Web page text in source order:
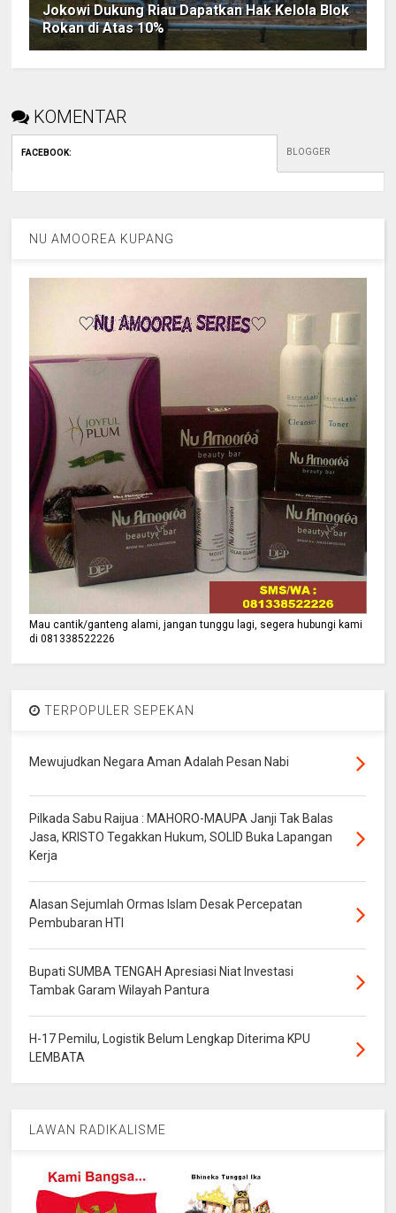
Jokowi Dukung Riau Dapatkan Hak Kelola Blok
Rokan di Atas 10%
KOMENTAR
FACEBOOK: BLOGGER
NU AMOOREA KUPANG
Mau cantik/ganteng alami, jangan tunggu lagi, segera hubungi kami
di 081338522226
TERPOPULER SEPEKAN
Mewujudkan Negara Aman Adalah Pesan Nabi
Pilkada Sabu Raijua : MAHORO-MAUPA Janji Tak Balas
Jasa, KRISTO Tegakkan Hukum, SOLID Buka Lapangan
Kerja
Alasan Sejumlah Ormas Islam Desak Percepatan
Pembubaran HTI
Bupati SUMBA TENGAH Apresiasi Niat Investasi
Tambak Garam Wilayah Pantura
H-17 Pemilu, Logistik Belum Lengkap Diterima KPU
LEMBATA
LAWAN RADIKALISME